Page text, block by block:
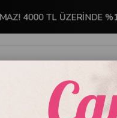
4000 TL ÜZERİNDE
İNDİRİMLİ ÜRÜNLER